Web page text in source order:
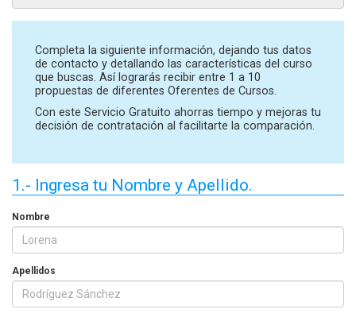
Completa la siguiente información, dejando tus datos
de contacto y detallando las características del curso
que buscas. Así lograrás recibir entre 1 a 10
propuestas de diferentes Oferentes de Cursos.
Con este Servicio Gratuito ahorras tiempo y mejoras tu
decisión de contratación al facilitarte la comparación.
1.- Ingresa tu Nombre y Apellido.
Nombre
Apellidos